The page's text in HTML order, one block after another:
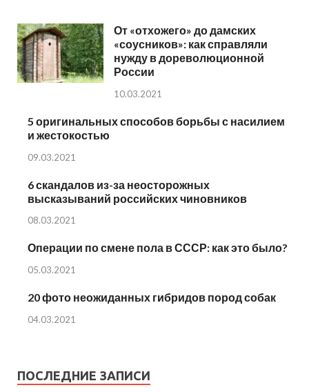
От «отхожего» до дамских
«соусников»: как справляли
нужду в дореволюционной
России
10.03.2021
5 оригинальных способов борьбы с насилием
и жестокостью
09.03.2021
6 скандалов из-за неосторожных
высказываний российских чиновников
08.03.2021
Операции по смене пола в СССР: как это было?
05.03.2021
20 фото неожиданных гибридов пород собак
04.03.2021
ПОСЛЕДНИЕ ЗАПИСИ